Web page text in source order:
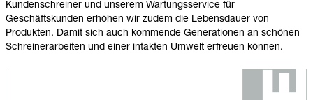
Kundenschreiner und unserem Wartungsservice für
Geschäftskunden erhöhen wir zudem die Lebensdauer von
Produkten. Damit sich auch kommende Generationen an schönen
Schreinerarbeiten und einer intakten Umwelt erfreuen können.